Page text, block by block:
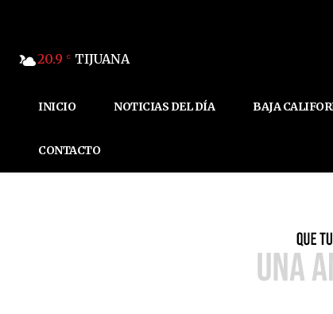
20.9 C TIJUANA
INICIO NOTICIAS DEL DÍA BAJA
CONTACTO